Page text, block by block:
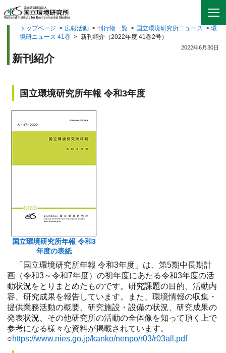
トップページ > 広報活動 > 刊行物一覧 > 国立環境研究所ニュース > 環
境研ニュース 41巻 > 新刊紹介（2022年度 41巻2号）
2022年6月30日
新刊紹介
国立環境研究所年報 令和3年度
国立環境研究所年報 令和3
年度の表紙
「国立環境研究所年報 令和3年度」は、第5期中長期計
画（令和3～令和7年度）の初年度にあたる令和3年度の活
動状況をとりまとめたものです。研究課題の目的、活動内
容、研究成果を報告しています。また、環境情報の収集・
提供業務活動の概要、研究施設・設備の状況、研究成果の
発表状況、その他研究所の活動の全体像を知って頂く上で
参考になる様々な資料が掲載されています。
○https://www.nies.go.jp/kanko/nenpo/r03/r03all.pdf